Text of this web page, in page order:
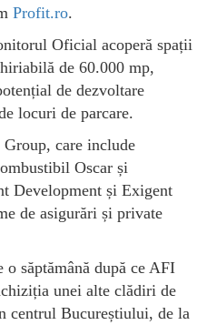
Profit.ro.
Oficial acoperă spații
de 60.000 mp,
de dezvoltare
locuri de parcare.
care include
Oscar și
Development și Exigent
de asigurări și private
săptămână după ce AFI
unei alte clădiri de
Bucureștiului, de la